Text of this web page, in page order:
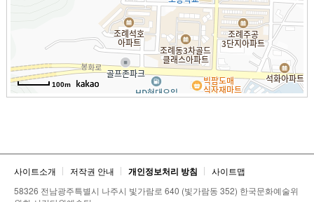
100m
사이트소개 저작권 안내 개인정보처리 방침
사이트맵
58326 전남광주특별시 나주시 빛가람로 640 (빛가람동 352) 한국문화예술위